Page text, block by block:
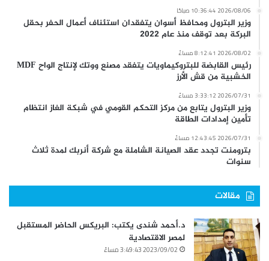
2026/08/06 10:36:44 صباحًا
وزير البترول ومحافظ أسوان يتفقدان استئناف أعمال الحفر بحقل
البركة بعد توقف منذ عام 2022
2026/08/02 8:12:41 مساءً
رئيس القابضة للبتروكيماويات يتفقد مصنع ووتك لإنتاج الواح MDF
الخشبية من قش الأرز
2026/07/31 3:33:12 مساءً
وزير البترول يتابع من مركز التحكم القومي في شبكة الغاز انتظام
تأمين إمدادات الطاقة
2026/07/31 12:43:45 مساءً
بترومنت تجدد عقد الصيانة الشاملة مع شركة أنربك لمدة ثلاث
سنوات
مقالات
د.أحمد شندى يكتب: البريكس الحاضر المستقبل
لمصر الاقتصادية
2023/09/02 3:49:43 مساءً